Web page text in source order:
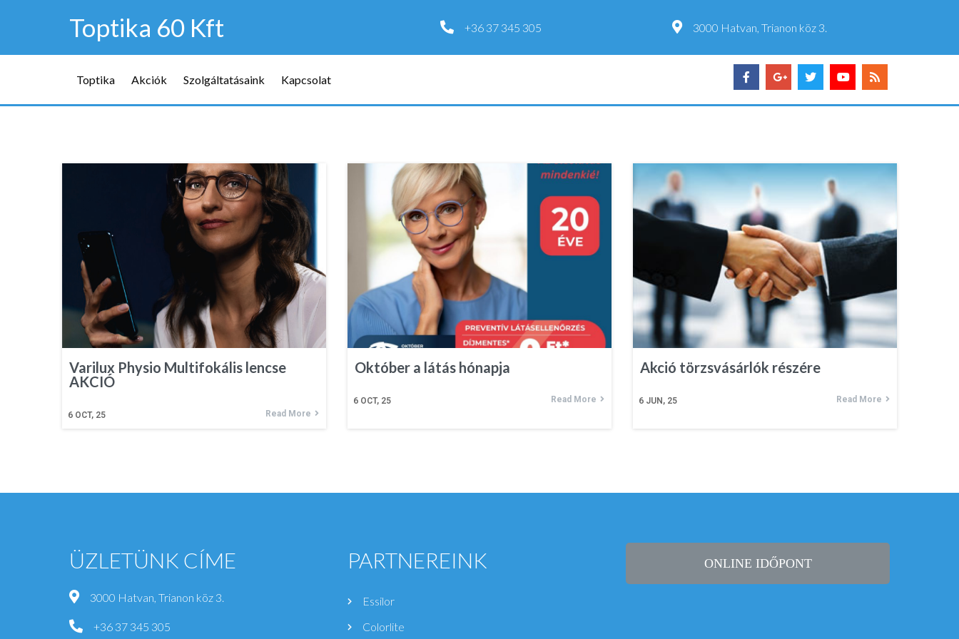
Toptika 60 Kft +36 37 345 305 3000 Hatvan, Trianon köz 3.
Toptika Akciók Szolgáltatásaink Kapcsolat
Varilux Physio Multifokális lencse
AKCIÓ
6 OCT, 25 Read More
Október a látás hónapja
6 OCT, 25 Read More
Akció törzsvásárlók részére
6 JUN, 25 Read More
ÜZLETÜNK CÍME
3000 Hatvan, Trianon köz 3.
+36 37 345 305
PARTNEREINK
Essilor
Colorlite
ONLINE IDŐPONT